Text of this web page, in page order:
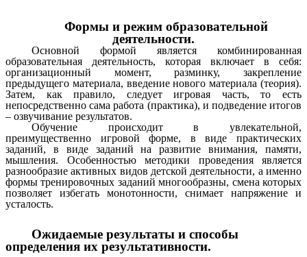
Формы и режим образовательной
деятельности.
Основной формой является комбинированная
образовательная деятельность, которая включает в себя:
организационный момент, разминку, закрепление
предыдущего материала, введение нового материала (теория).
Затем, как правило, следует игровая часть, то есть
непосредственно сама работа (практика), и подведение итогов
– озвучивание результатов.
Обучение происходит в увлекательной,
преимущественно игровой форме, в виде практических
заданий, в виде заданий на развитие внимания, памяти,
мышления. Особенностью методики проведения является
разнообразие активных видов детской деятельности, а именно
формы тренировочных заданий многообразны, смена которых
позволяет избегать монотонности, снимает напряжение и
усталость.
Ожидаемые результаты и способы
определения их результативности.